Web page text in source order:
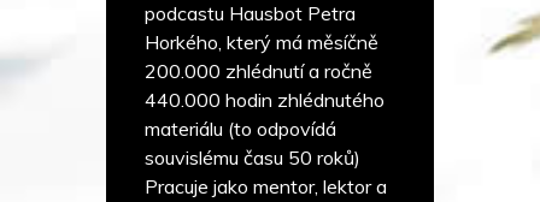
podcastu Hausbot Petra
Horkého, který má měsíčně
200.000 zhlédnutí a ročně
440.000 hodin zhlédnutého
materiálu (to odpovídá
souvislému času 50 roků)
Pracuje jako mentor, lektor a